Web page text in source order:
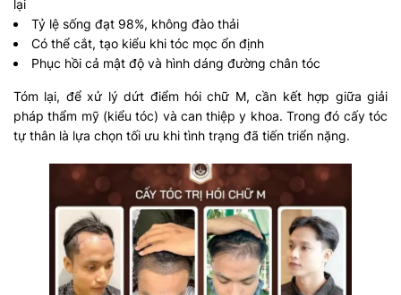
lại
Tỷ lệ sống đạt 98%, không đào thải
Có thể cắt, tạo kiểu khi tóc mọc ổn định
Phục hồi cả mật độ và hình dáng đường chân tóc
Tóm lại, để xử lý dứt điểm hói chữ M, cần kết hợp giữa giải
pháp thẩm mỹ (kiểu tóc) và can thiệp y khoa. Trong đó cấy tóc
tự thân là lựa chọn tối ưu khi tình trạng đã tiến triển nặng.